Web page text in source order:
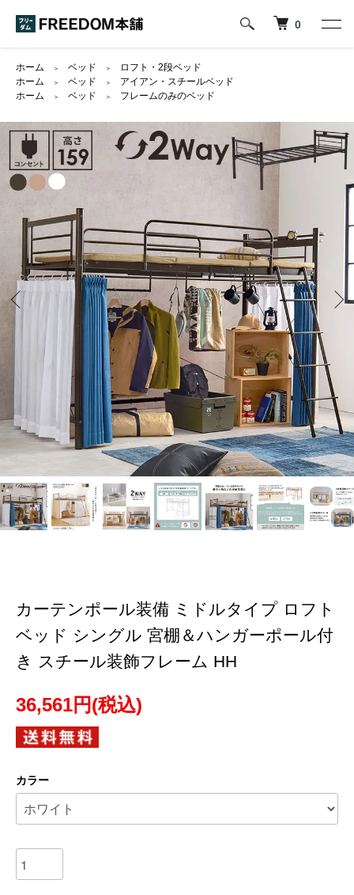
0
ホーム ＞ ベッド ＞
ロフト・2段ベッド
ホーム
＞ ベッド ＞
アイアン・スチールベッド
ホーム
＞ ベッド ＞ フレームのみのベッド
カーテンポール装備 ミドルタイプ ロフト
ベッド シングル 宮棚＆ハンガーポール付
き スチール装飾フレーム HH
36,561円(税込)
カラー